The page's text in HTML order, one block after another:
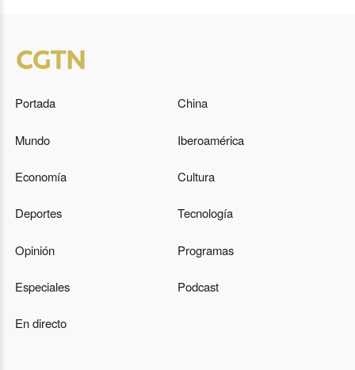
Portada China
Mundo Iberoamérica
Economía Cultura
Deportes Tecnología
Opinión Programas
Especiales Podcast
En directo